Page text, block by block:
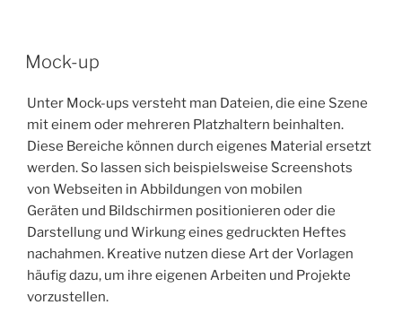
Mock-up
Unter Mock-ups versteht man Dateien, die eine Szene
mit einem oder mehreren Platzhaltern beinhalten.
Diese Bereiche können durch eigenes Material ersetzt
werden. So lassen sich beispielsweise Screenshots
von Webseiten in Abbildungen von mobilen
Geräten und Bildschirmen positionieren oder die
Darstellung und Wirkung eines gedruckten Heftes
nachahmen. Kreative nutzen diese Art der Vorlagen
häufig dazu, um ihre eigenen Arbeiten und Projekte
vorzustellen.